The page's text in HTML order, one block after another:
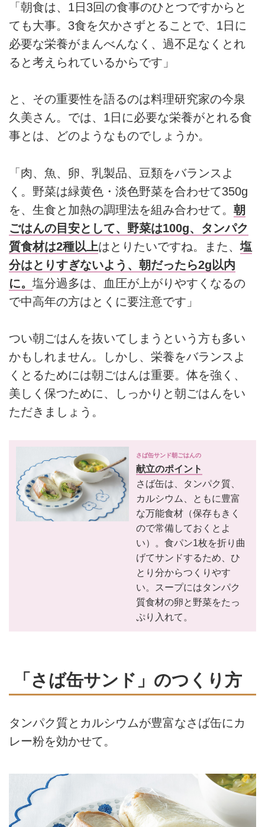
「朝食は、1日3回の食事のひとつですからと
ても大事。3食を欠かさずとることで、1日に
必要な栄養がまんべんなく、過不足なくとれ
ると考えられているからです」
と、その重要性を語るのは料理研究家の今泉
久美さん。では、1日に必要な栄養がとれる食
事とは、どのようなものでしょうか。
「肉、魚、卵、乳製品、豆類をバランスよ
く。野菜は緑黄色・淡色野菜を合わせて350g
を、生食と加熱の調理法を組み合わせて。 朝
ごはんの目安として、野菜は100g、タンパク
質食材は2種以上はとりたいですね。また、塩
分はとりすぎないよう、朝だったら2g以内
に。 塩分過多は、血圧が上がりやすくなるの
で中高年の方はとくに要注意です」
つい朝ごはんを抜いてしまうという方も多い
かもしれません。しかし、栄養をバランスよ
くとるためには朝ごはんは重要。体を強く、
美しく保つために、しっかりと朝ごはんをい
ただきましょう。
さば缶サンド朝ごはんの
献立のポイント
さば缶は、タンパク質、
カルシウム、ともに豊富
な万能食材（保存もきく
ので常備しておくとよ
い）。食パン1枚を折り曲
げてサンドするため、ひ
とり分からつくりやす
い。スープにはタンパク
質食材の卵と野菜をたっ
ぷり入れて。
「さば缶サンド」のつくり方
タンパク質とカルシウムが豊富なさば缶にカ
レー粉を効かせて。